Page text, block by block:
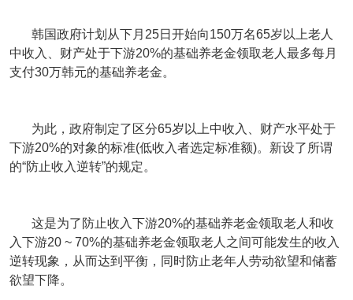
韩国政府计划从下月25日开始向150万名65岁以上老人
中收入、财产处于下游20%的基础养老金领取老人最多每月
支付30万韩元的基础养老金。
为此，政府制定了区分65岁以上中收入、财产水平处于
下游20%的对象的标准(低收入者选定标准额)。新设了所谓
的“防止收入逆转”的规定。
这是为了防止收入下游20%的基础养老金领取老人和收
入下游20 ~ 70%的基础养老金领取老人之间可能发生的收入
逆转现象，从而达到平衡，同时防止老年人劳动欲望和储蓄
欲望下降。